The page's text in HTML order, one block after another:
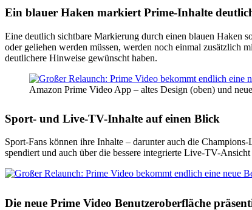
Ein blauer Haken markiert Prime-Inhalte
Eine deutlich sichtbare Markierung durch einen blauen Haken
oder geliehen werden müssen, werden noch einmal zusätzlich
deutlichere Hinweise gewünscht haben.
Amazon Prime Video App – altes Design (oben) und
Sport- und Live-TV-Inhalte auf einen Blick
Sport-Fans können ihre Inhalte – darunter auch die
spendiert und auch über die bessere integrierte Live-TV-
Die neue Prime Video Benutzeroberfläche